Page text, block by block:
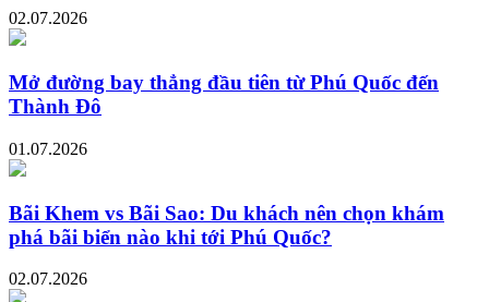
02.07.2026
Mở đường bay thẳng đầu tiên từ Phú Quốc đến
Thành Đô
01.07.2026
Bãi Khem vs Bãi Sao: Du khách nên chọn khám
phá bãi biển nào khi tới Phú Quốc?
02.07.2026